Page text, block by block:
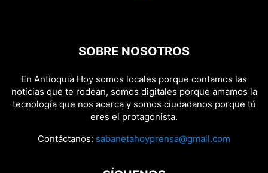
SOBRE NOSOTROS
En Antioquia Hoy somos locales porque contamos las
noticias que te rodean, somos digitales porque amamos la
tecnología que nos acerca y somos ciudadanos porque tú
eres el protagonista.
Contáctanos: sabanetahoyprensa@gmail.com